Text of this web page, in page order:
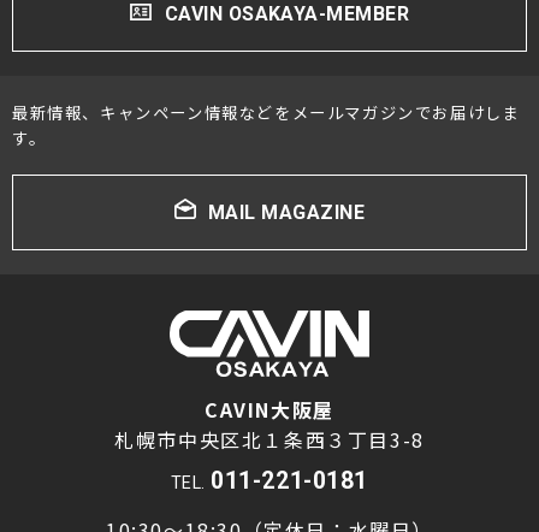
CAVIN OSAKAYA-MEMBER
最新情報、キャンペーン情報などをメールマガジンでお届けしま
す。
MAIL MAGAZINE
CAVIN大阪屋
札幌市中央区北１条西３丁目3-8
TEL. 011-221-0181